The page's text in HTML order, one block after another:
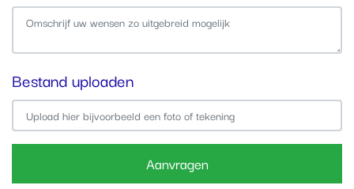
Bestand uploaden
Upload hier bijvoorbeeld een foto of tekening
Aanvragen